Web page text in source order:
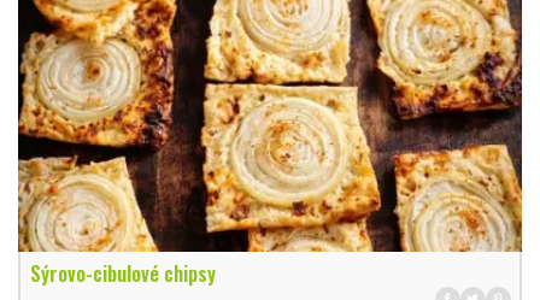
Sýrovo-cibulové chipsy